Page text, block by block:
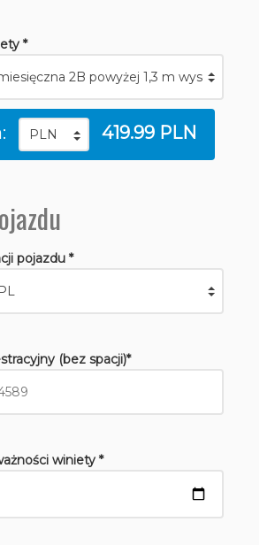
*
419.99 PLN
pojazdu *
(bez spacji)*
winiety *